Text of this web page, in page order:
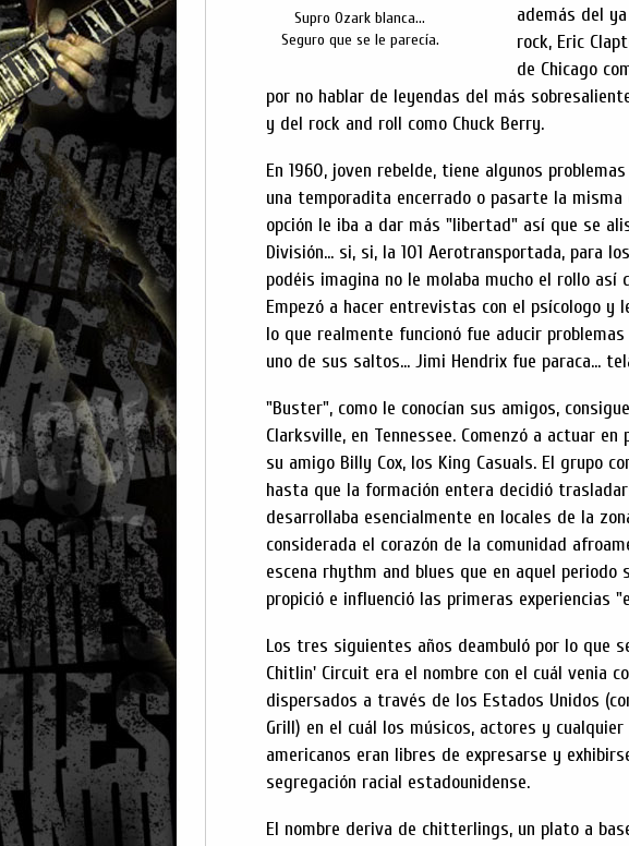
Supro Ozark blanca...
Seguro que se le parecía.
además del
rock, Eric
de Chicago
por no hablar de leyendas del más
y del rock and roll como Chuck Berry.
En 1960, joven rebelde, tiene algunos
una temporadita encerrado o pasarte la
opción le iba a dar más "libertad" así que se
División... si, si, la 101 Aerotransportada, para
podéis imagina no le molaba mucho el rollo
Empezó a hacer entrevistas con el psícologo y
lo que realmente funcionó fue aducir
uno de sus saltos... Jimi Hendrix fue paraca...
"Buster", como le conocían sus amigos,
Clarksville, en Tennessee. Comenzó a actuar
su amigo Billy Cox, los King Casuals. El grupo
hasta que la formación entera decidió
desarrollaba esencialmente en locales de la
considerada el corazón de la comunidad
escena rhythm and blues que en aquel
propició e influenció las primeras experiencias
Los tres siguientes años deambuló por lo que
Chitlin' Circuit era el nombre con el cuál venia
dispersados a través de los Estados Unidos
Grill) en el cuál los músicos, actores y
americanos eran libres de expresarse y
segregación racial estadounidense.
El nombre deriva de chitterlings, un plato a